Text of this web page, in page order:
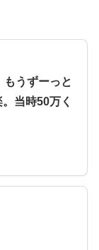
うずーっと
当時50万く